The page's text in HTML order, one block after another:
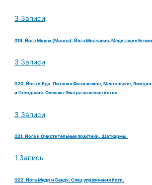
3 Записи
019. Йога Моуна (Mouna). Йога Молчания. Медитация
3 Записи
020. Йога и Еда. Питания Физическое, Ментальное,
и Голодания. Овсянка-Экстра спасение йогов.
3 Записи
021. Йога и Очистительные практики. Шаткармы.
1 Запись
022. Йога Мудр и Бандх. Спец упражнения йоги.